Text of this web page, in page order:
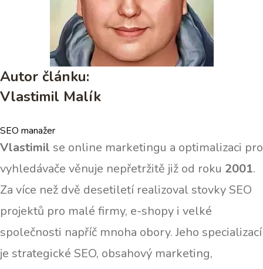
Autor článku:
Vlastimil Malík
SEO manažer
Vlastimil se online marketingu a optimalizaci pro
vyhledávače věnuje nepřetržitě již od roku 2001.
Za více než dvě desetiletí realizoval stovky SEO
projektů pro malé firmy, e-shopy i velké
společnosti napříč mnoha obory. Jeho specializací
je strategické SEO, obsahový marketing,